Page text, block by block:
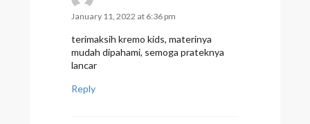
January 11, 2022 at 6:36 pm
terimaksih kremo kids, materinya
mudah dipahami, semoga prateknya
lancar
Reply